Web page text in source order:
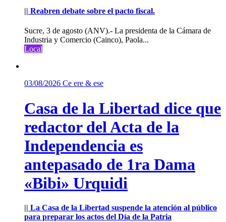
|| Reabren debate sobre el pacto fiscal.
Sucre, 3 de agosto (ANV).- La presidenta de la Cámara de
Industria y Comercio (Cainco), Paola...
Local
03/08/2026 Ce ere & ese
Casa de la Libertad dice que
redactor del Acta de la
Independencia es
antepasado de 1ra Dama
«Bibi» Urquidi
|| La Casa de la Libertad suspende la atención al público
para preparar los actos del Día de la Patria